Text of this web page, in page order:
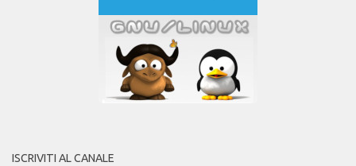
ISCRIVITI AL CANALE